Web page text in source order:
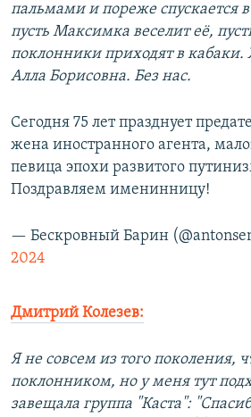
пальмами и пореже спускается
пусть Максимка веселит её,
поклонники приходят в кабаки.
Алла Борисовна. Без нас.
Сегодня 75 лет празднует
жена иностранного агента,
певица эпохи развитого
Поздравляем именинницу!
— Бескровный Барин
2024
Дмитрий Колезев:
Я не совсем из того поколения,
поклонником, но у меня тут
завещала группа "Каста":